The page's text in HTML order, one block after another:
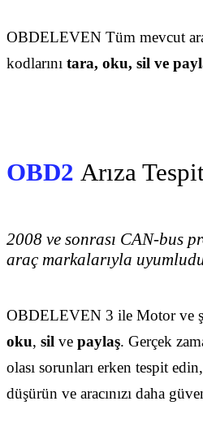
OBDELEVEN Tüm mevcut
kodlarını tara, oku, sil ve
OBD2 Arıza
2008 ve sonrası CAN-bus
araç markalarıyla
OBDELEVEN 3 ile Motor ve
oku, sil ve paylaş. Gerçek
olası sorunları erken tespit
düşürün ve aracınızı daha